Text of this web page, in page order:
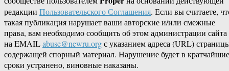
редакции Пользовательского Соглашения. Если вы считаете,
такая публикация нарушает ваши авторские и/или смежные
права, вам необходимо сообщить об этом администрации сайта
на EMAILabuse@newru.orgс указанием адреса (URL)
содержащей спорный материал. Нарушение будет в кратчайшие
сроки устранено, виновные наказаны.